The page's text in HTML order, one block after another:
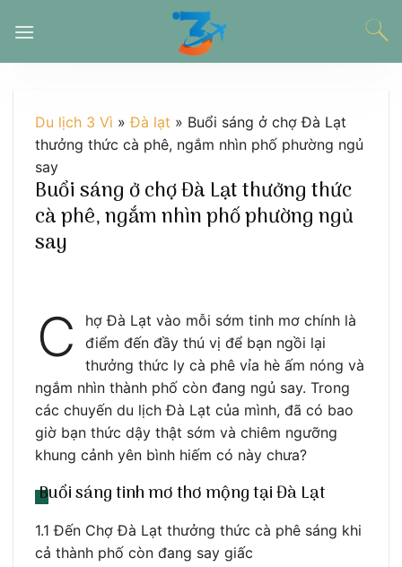
đến
Du lịch 3 Vì »Đà lạt » Buổi sáng ở chợ Đà Lạt
thưởng thức cà phê, ngắm nhìn phố phường ngủ
say
Buổi sáng ở chợ Đà Lạt thưởng thức
cà phê, ngắm nhìn phố phường ngủ
say
C
hợ Đà Lạt vào mỗi sớm tinh mơ chính là
điểm đến đầy thú vị để bạn ngồi lại
thưởng thức ly cà phê vỉa hè ấm nóng và
ngắm nhìn thành phố còn đang ngủ say. Trong
các chuyến du lịch Đà Lạt của mình, đã có bao
giờ bạn thức dậy thật sớm và chiêm ngưỡng
khung cảnh yên bình hiếm có này chưa?
Buổi sáng tinh mơ thơ mộng tại Đà Lạt
1.1 Đến Chợ Đà Lạt thưởng thức cà phê sáng khi
cả thành phố còn đang say giấc